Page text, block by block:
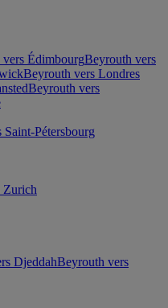
ÉdimbourgBeyrouth vers
Beyrouth vers Londres
Beyrouth vers
Pétersbourg
Zurich
DjeddahBeyrouth vers